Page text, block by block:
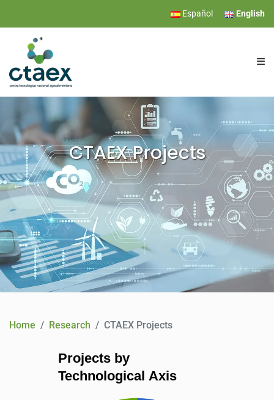
Español English
RESEARCH
SERVICES
EVENTS
NEWS
CONTACT
CTAEX Projects
Home Research CTAEX Projects
Projects by
Technological Axis